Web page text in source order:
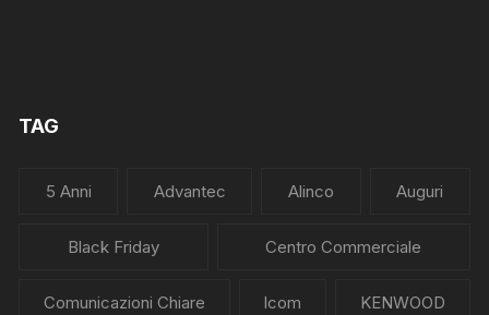
TAG
5 Anni Advantec Alinco Auguri
Black Friday Centro Commerciale
Comunicazioni Chiare Icom KENWOOD